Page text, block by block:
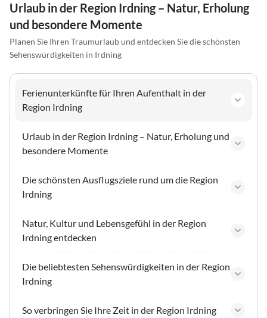
Urlaub in der Region Irdning – Natur, Erholung
und besondere Momente
Planen Sie Ihren Traumurlaub und entdecken Sie die schönsten
Sehenswürdigkeiten in Irdning
Ferienunterkünfte für Ihren Aufenthalt in der
Region Irdning
Urlaub in der Region Irdning – Natur, Erholung und
besondere Momente
Die schönsten Ausflugsziele rund um die Region
Irdning
Natur, Kultur und Lebensgefühl in der Region
Irdning entdecken
Die beliebtesten Sehenswürdigkeiten in der Region
Irdning
So verbringen Sie Ihre Zeit in der Region Irdning